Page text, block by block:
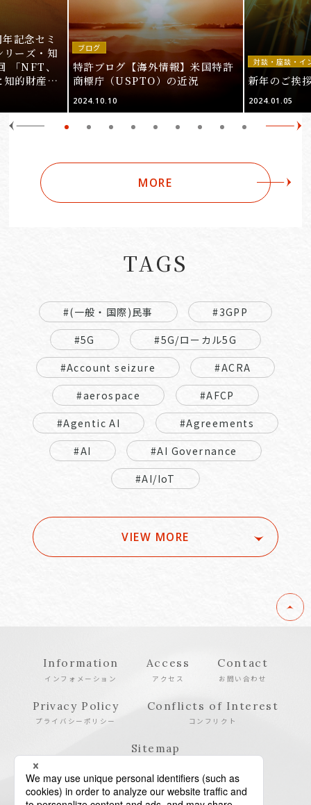
記念セミ
リーズ・知
「NFT、
知的財産
ブログ
特許ブログ【海外情報】米国特許
商標庁（USPTO）の近況
2024.10.10
対談・座談・イ
新年のご挨
2024.01.05
MORE
TAGS
#(一般・国際)民事
#3GPP
#5G
#5G/ローカル5G
#Account seizure
#ACRA
#aerospace
#AFCP
#Agentic AI
#Agreements
#AI
#AI Governance
#AI/IoT
VIEW MORE
Information
インフォメーション
Access
アクセス
Contact
お問い合わせ
Privacy Policy
プライバシーポリシー
Conflicts of Interest
コンフリクト
Sitemap